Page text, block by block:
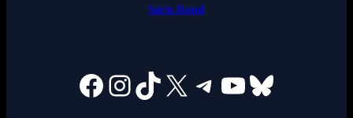
Saris Bond
Facebook InstagramTikTok X Telegram YouTube Bluesky